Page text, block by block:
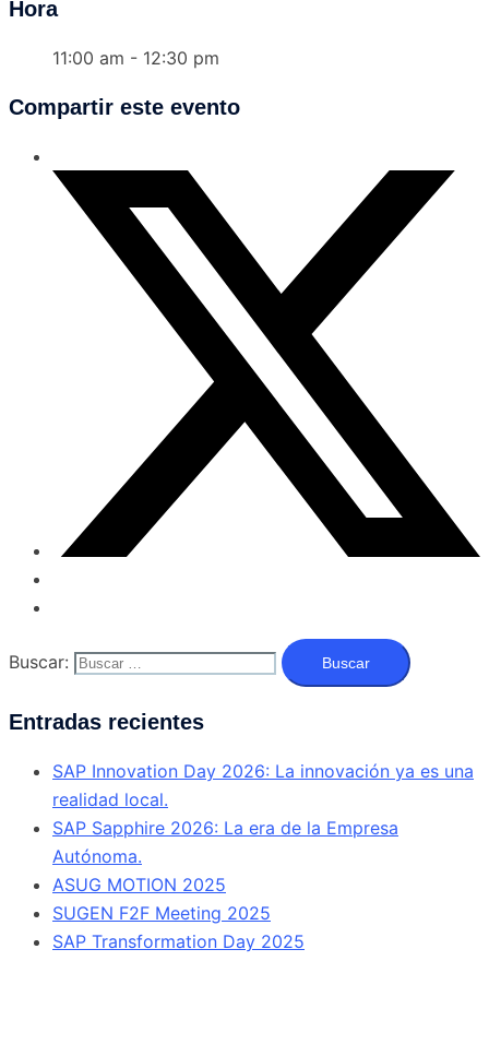
Hora
11:00 am - 12:30 pm
Compartir este evento
Buscar:
Entradas recientes
SAP Innovation Day 2026: La innovación ya es una
realidad local.
SAP Sapphire 2026: La era de la Empresa
Autónoma.
ASUG MOTION 2025
SUGEN F2F Meeting 2025
SAP Transformation Day 2025